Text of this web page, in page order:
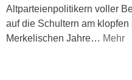
Altparteienpolitikern voller
auf die Schultern am
Merkelischen Jahre… Mehr